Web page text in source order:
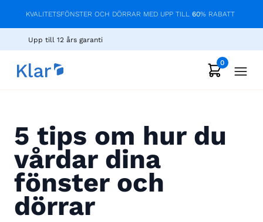
KVALITETSFÖNSTER OCH DÖRRAR MED UPP TILL 60% RABATT
Upp till 12 års garanti
0
5 tips om hur du
vårdar dina
fönster och
dörrar